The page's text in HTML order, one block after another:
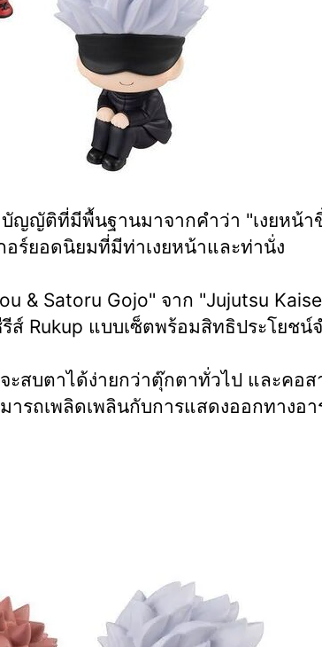
บัญญัติที่มีพื้นฐานมาจากคำว่า "เงยหน้า
อร์ยอดนิยมที่มีท่าเงยหน้าและท่านั่ง
& Satoru Gojo" จาก "Jujutsu
ส์ Rukup แบบเซ็ตพร้อมสิทธิประโยชน์
ะสบตาได้ง่ายกว่าตุ๊กตาทั่วไป และคอส
ารถเพลิดเพลินกับการแสดงออกทางอ